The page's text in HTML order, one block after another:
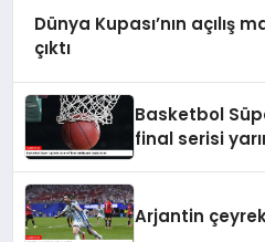
Dünya Kupası’nın açılış
çıktı
Basketbol
final serisi
Arjantin çeyrek